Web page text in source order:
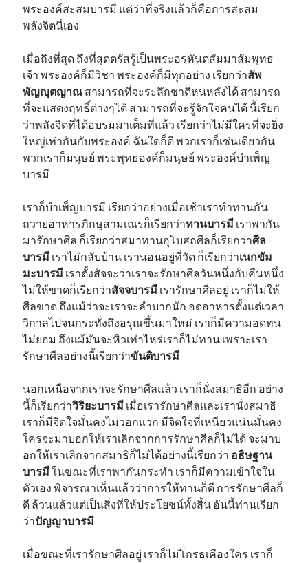
พระองค์สะสมบารมี แต่ว่าที่จริงแล้วก็คือการสะสม
พลังจิตนี่เอง
เมื่อถึงที่สุด ถึงที่สุดตรัสรู้เป็นพระอรหันตสัมมาสัมพุทธ
เจ้า พระองค์ก็มีวิชา พระองค์ก็มีทุกอย่าง เรียกว่าสัพ
พัญญุตญาณ สามารถที่จะระลึกชาติหนหลังได้ สามารถ
ที่จะแสดงฤทธิ์ต่างๆได้ สามารถที่จะรู้จักใจคนได้ นี้เรียก
ว่าพลังจิตที่ได้อบรมมาเต็มที่แล้ว เรียกว่าไม่มีใครที่จะยิ่ง
ใหญ่เท่ากันกับพระองค์ ฉันใดก็ดี พวกเราก็เช่นเดียวกัน
พวกเราก็มนุษย์ พระพุทธองค์ก็มนุษย์ พระองค์บำเพ็ญ
บารมี
เราก็บำเพ็ญบารมี เรียกว่าอย่างเมื่อเช้าเราทำทานกัน
ถวายอาหารภิกษุสามเณรก็เรียกว่าทานบารมี เราพากัน
มารักษาศีล ก็เรียกว่าสมาทานอุโบสถศีลก็เรียกว่าศีล
บารมี เราไม่กลับบ้าน เรานอนอยู่ที่วัด ก็เรียกว่าเนกขัม
มะบารมี เราตั้งสัจจะว่าเราจะรักษาศีลวันหนึ่งกับคืนหนึ่ง
ไม่ให้ขาดก็เรียกว่าสัจจบารมี เรารักษาศีลอยู่ เราก็ไม่ให้
ศีลขาด ถึงแม้ว่าจะเราจะลำบากนัก อดอาหารตั้งแต่เวลา
วิกาลไปจนกระทั่งถึงอรุณขึ้นมาใหม่ เราก็มีความอดทน
ไม่ยอม ถึงแม้มันจะหิวเท่าไหร่เราก็ไม่ทาน เพราะเรา
รักษาศีลอย่างนี้เรียกว่าขันติบารมี
นอกเหนือจากเราจะรักษาศีลแล้ว เราก็นั่งสมาธิอีก อย่าง
นี้ก็เรียกว่าวิริยะบารมี เมื่อเรารักษาศีลและเรานั่งสมาธิ
เราก็มีจิตใจมั่นคงไม่วอกแวก มีจิตใจที่เหนียวแน่นมั่นคง
ใครจะมาบอกให้เราเลิกจากการรักษาศีลก็ไม่ได้ จะมาบ
อกให้เราเลิกจากสมาธิก็ไม่ได้อย่างนี้เรียกว่า อธิษฐาน
บารมีในขณะที่เราพากันกระทำ เราก็มีความเข้าใจใน
ตัวเอง พิจารณาเห็นแล้วว่าการให้ทานก็ดี การรักษาศีลก็
ดี ล้วนแล้วแต่เป็นสิ่งที่ให้ประโยชน์ทั้งสิ้น อันนี้ท่านเรียก
ว่าปัญญาบารมี
เมื่อขณะที่เรารักษาศีลอยู่ เราก็ไม่โกรธเคืองใคร เราก็